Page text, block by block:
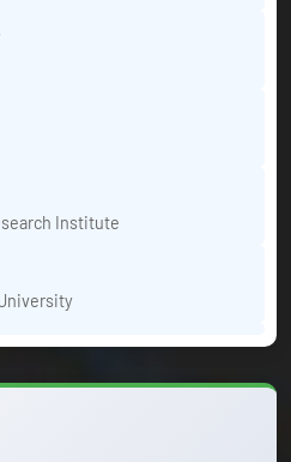
Institute